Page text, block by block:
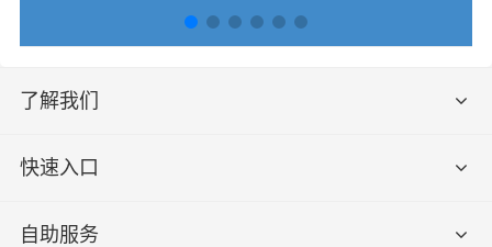
了解我们
快速入口
自助服务